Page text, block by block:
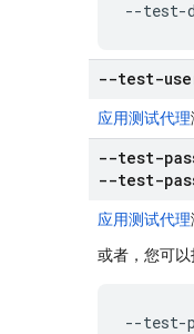
--test-
--test-
应用测试代理
--test-
--test-
应用测试代理
或者，您可
--test-